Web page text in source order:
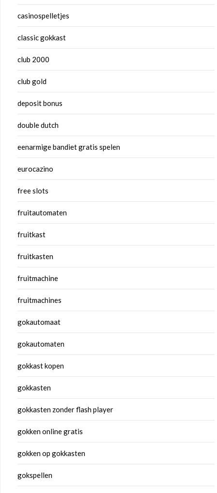
casinospelletjes
classic gokkast
club 2000
club gold
deposit bonus
double dutch
eenarmige bandiet gratis spelen
eurocazino
free slots
fruitautomaten
fruitkast
fruitkasten
fruitmachine
fruitmachines
gokautomaat
gokautomaten
gokkast kopen
gokkasten
gokkasten zonder flash player
gokken online gratis
gokken op gokkasten
gokspellen